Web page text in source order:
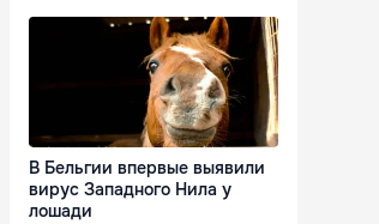
В Бельгии впервые выявили
вирус Западного Нила у
лошади